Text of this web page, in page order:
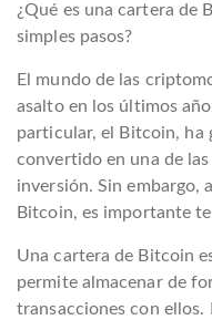
¿Qué es una cartera de
simples pasos?
El mundo de las
asalto en los últimos
particular, el Bitcoin, ha
convertido en una de
inversión. Sin embargo,
Bitcoin, es importante
Una cartera de Bitcoin
permite almacenar de
transacciones con ellos.